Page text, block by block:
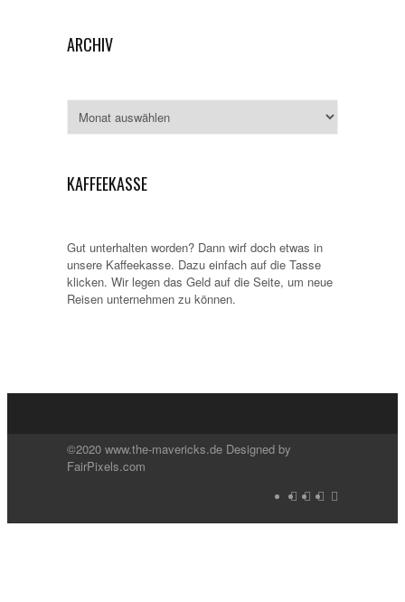
ARCHIV
KAFFEEKASSE
Gut unterhalten worden? Dann wirf doch etwas in
unsere Kaffeekasse. Dazu einfach auf die Tasse
klicken. Wir legen das Geld auf die Seite, um neue
Reisen unternehmen zu können.
©2020 www.the-mavericks.de Designed by
FairPixels.com